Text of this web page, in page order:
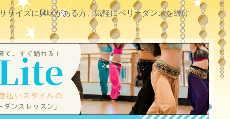
サイズに興味がある方、気軽にベリーダンスを続け